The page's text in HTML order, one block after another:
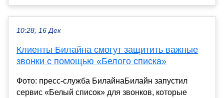
10:28, 16 Дек
Клиенты Билайна смогут защитить важные
звонки с помощью «Белого списка»
Фото: пресс-служба БилайнаБилайн запустил
сервис «Белый список» для звонков, которые